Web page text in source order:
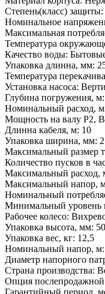
Степень(класс) защиты:
Номинальное
Максимальная
Температура
Качество воды:
Упаковка длинна, мм:
Температура
Установка насоса:
Глубина погружения,
Номинальный расход,
Мощность на валу Р2,
Длинна кабеля, м: 10
Упаковка ширина, мм:
Максимальный размер
Количество пусков в
Максимальный расход,
Максимальный напор,
Номинальный
Минимальный уровень
Рабочее колесо:
Упаковка высота, мм:
Упаковка вес, кг: 12,5
Номинальный напор,
Диаметр напорного
Страна производства:
Опция